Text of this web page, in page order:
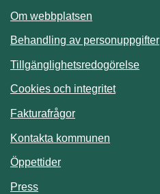
Om webbplatsen
Behandling av personuppgifter
Tillgänglighetsredogörelse
Cookies och integritet
Fakturafrågor
Kontakta kommunen
Öppettider
Press